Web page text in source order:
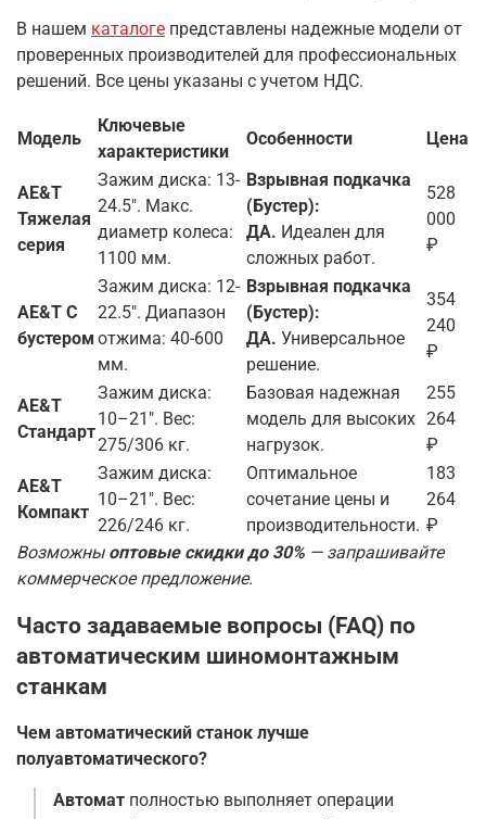
В нашем каталоге представлены надежные модели от
проверенных производителей для профессиональных
решений. Все цены указаны с учетом НДС.
Модель
Ключевые
характеристики
Особенности Цена
AE&T
Тяжелая
серия
Зажим диска: 13-
24.5". Макс.
диаметр колеса:
1100 мм.
Взрывная подкачка
(Бустер):
ДА. Идеален для
сложных работ.
528
000
₽
AE&T С
бустером
Зажим диска: 12-
22.5". Диапазон
отжима: 40-600
мм.
Взрывная подкачка
(Бустер):
ДА. Универсальное
решение.
354
240
₽
AE&T
Стандарт
Зажим диска:
10–21". Вес:
275/306 кг.
Базовая надежная
модель для высоких
нагрузок.
255
264
₽
AE&T
Компакт
Зажим диска:
10–21". Вес:
226/246 кг.
Оптимальное
сочетание цены и
производительности.
183
264
₽
Возможны оптовые скидки до 30% — запрашивайте
коммерческое предложение.
Часто задаваемые вопросы (FAQ) по
автоматическим шиномонтажным
станкам
Чем автоматический станок лучше
полуавтоматического?
Автомат полностью выполняет операции